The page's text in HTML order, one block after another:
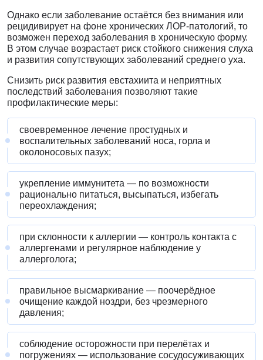
Однако если заболевание остаётся без внимания или
рецидивирует на фоне хронических ЛОР-патологий, то
возможен переход заболевания в хроническую форму.
В этом случае возрастает риск стойкого снижения слуха
и развития сопутствующих заболеваний среднего уха.
Снизить риск развития евстахиита и неприятных
последствий заболевания позволяют такие
профилактические меры:
своевременное лечение простудных и
воспалительных заболеваний носа, горла и
околоносовых пазух;
укрепление иммунитета — по возможности
рационально питаться, высыпаться, избегать
переохлаждения;
при склонности к аллергии — контроль контакта с
аллергенами и регулярное наблюдение у
аллерголога;
правильное высмаркивание — поочерёдное
очищение каждой ноздри, без чрезмерного
давления;
соблюдение осторожности при перелётах и
погружениях — использование сосудосуживающих